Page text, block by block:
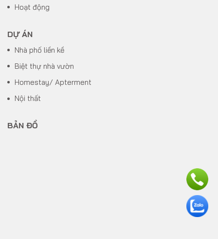
Hoạt động
DỰ ÁN
Nhà phố liền kề
Biệt thự nhà vườn
Homestay/ Apterment
Nội thất
BẢN ĐỒ